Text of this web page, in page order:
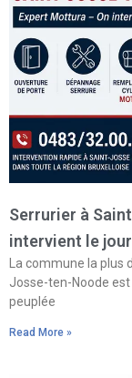
Serrurier à
intervient le
La commune la plus
Josse-ten-Noode
peuplée
Read More »